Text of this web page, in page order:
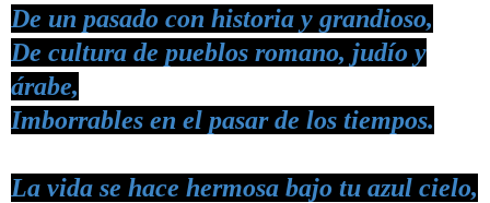
De un pasado con historia y grandioso,
De cultura de pueblos romano, judío y
árabe,
Imborrables en el pasar de los tiempos.
La vida se hace hermosa bajo tu azul cielo,